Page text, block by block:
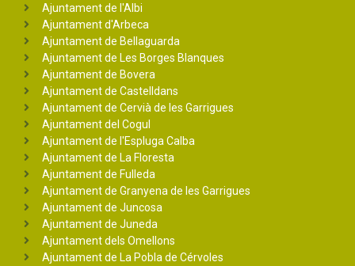
Ajuntament de l'Albi
Ajuntament d'Arbeca
Ajuntament de Bellaguarda
Ajuntament de Les Borges Blanques
Ajuntament de Bovera
Ajuntament de Castelldans
Ajuntament de Cervià de les Garrigues
Ajuntament del Cogul
Ajuntament de l'Espluga Calba
Ajuntament de La Floresta
Ajuntament de Fulleda
Ajuntament de Granyena de les Garrigues
Ajuntament de Juncosa
Ajuntament de Juneda
Ajuntament dels Omellons
Ajuntament de La Pobla de Cérvoles